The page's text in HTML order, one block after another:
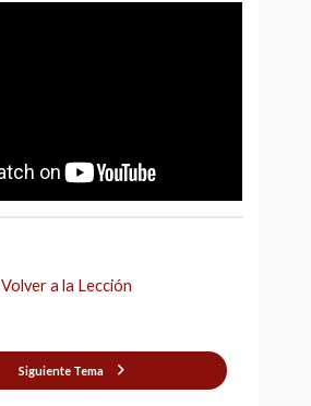
Volver a la Lección
Siguiente Tema